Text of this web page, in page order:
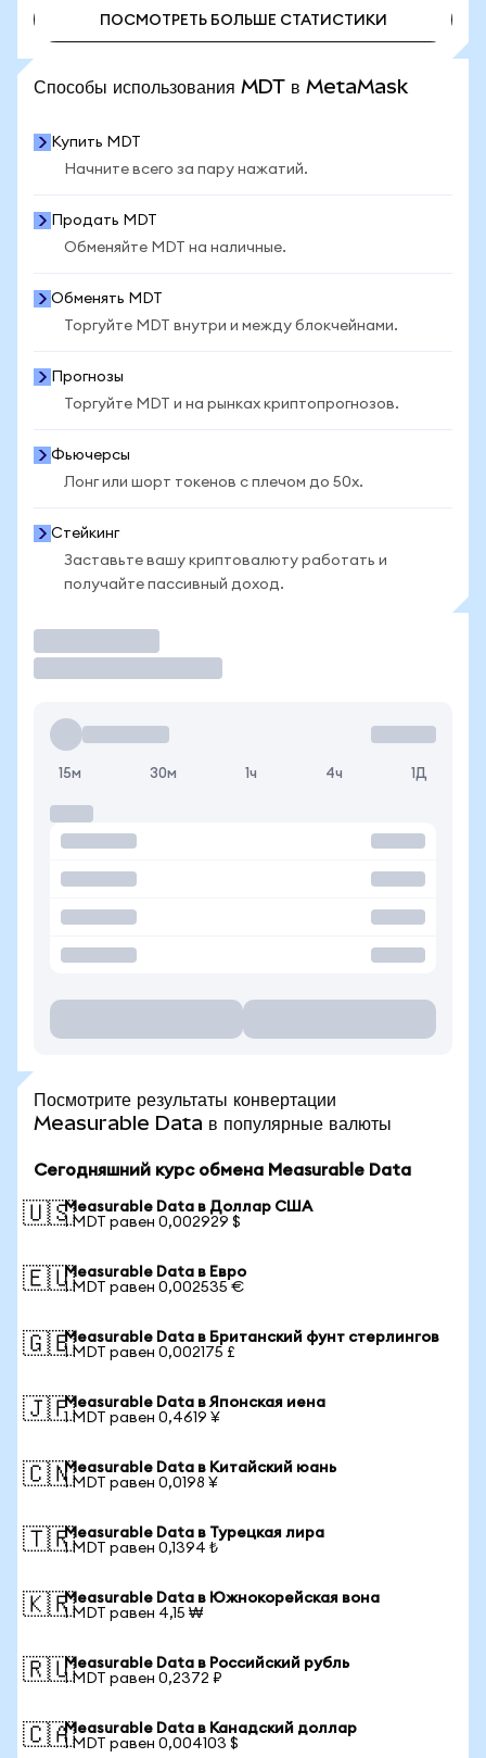
ПОСМОТРЕТЬ БОЛЬШЕ СТАТИСТИКИ
Способы использования MDT в MetaMask
Купить MDT
Начните всего за пару нажатий.
Продать MDT
Обменяйте MDT на наличные.
Обменять MDT
Торгуйте MDT внутри и между блокчейнами.
Прогнозы
Торгуйте MDT и на рынках криптопрогнозов.
Фьючерсы
Лонг или шорт токенов с плечом до 50x.
Стейкинг
Заставьте вашу криптовалюту работать и
получайте пассивный доход.
15м 30м 1ч 4ч 1Д
Посмотрите результаты конвертации
Measurable Data в популярные валюты
Сегодняшний курс обмена Measurable Data
🇺🇸Measurable Data в Доллар США
1 MDT равен 0,002929 $
🇪🇺Measurable Data в Евро
1 MDT равен 0,002535 €
🇬🇧Measurable Data в Британский фунт стерлингов
1 MDT равен 0,002175 £
🇯🇵Measurable Data в Японская иена
1 MDT равен 0,4619 ¥
🇨🇳Measurable Data в Китайский юань
1 MDT равен 0,0198 ¥
🇹🇷Measurable Data в Турецкая лира
1 MDT равен 0,1394 ₺
🇰🇷Measurable Data в Южнокорейская вона
1 MDT равен 4,15 ₩
🇷🇺Measurable Data в Российский рубль
1 MDT равен 0,2372 ₽
🇨🇦Measurable Data в Канадский доллар
1 MDT равен 0,004103 $